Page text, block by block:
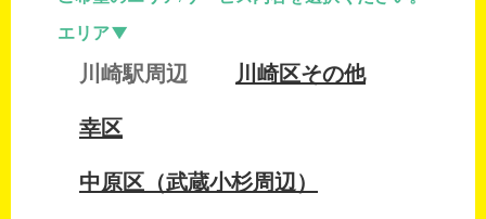
エリア
川崎駅周辺 川崎区その他
幸区
中原区（武蔵小杉周辺）